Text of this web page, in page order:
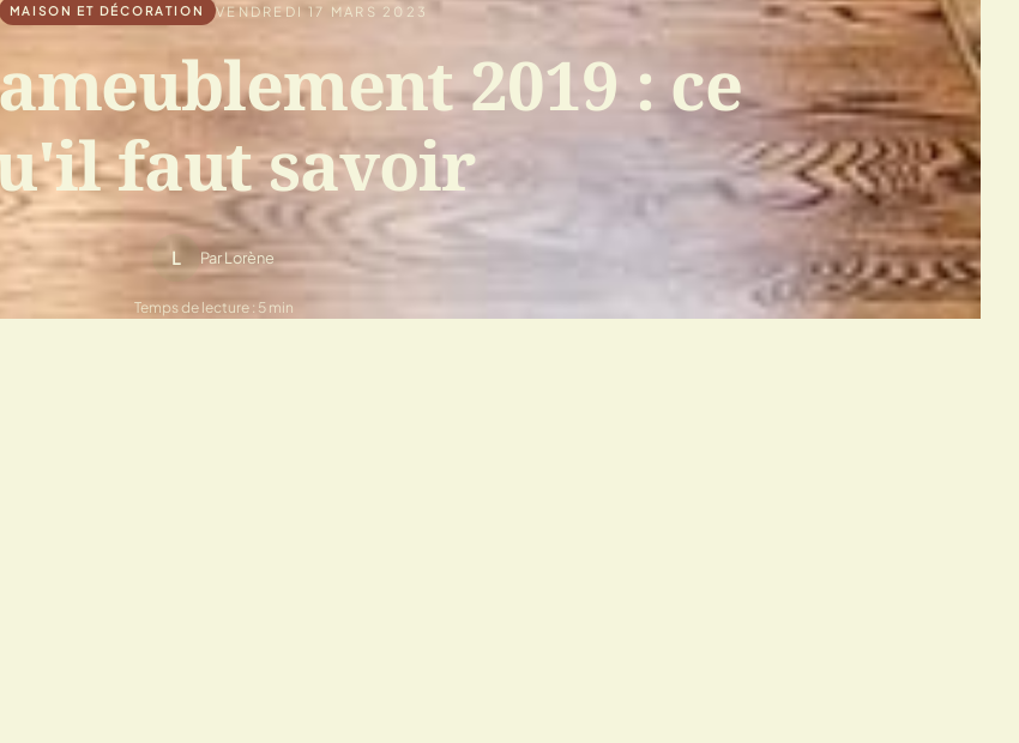
MAISON ET DÉCORATION VENDREDI 17 MARS 2023
2019 : ce
faut savoir
L Par Lorène
Temps de lecture : 5 min